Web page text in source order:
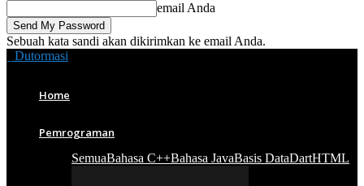
email Anda
Sebuah kata sandi akan dikirimkan ke email Anda.
Dutormasi
Home
Pemrograman
SemuaBahasa C++Bahasa JavaBasis DataDartHTML